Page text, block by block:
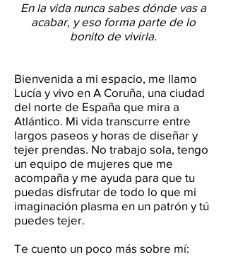
En la vida nunca sabes dónde vas a
acabar, y eso forma parte de lo
bonito de vivirla.
Bienvenida a mi espacio, me llamo
Lucía y vivo en A Coruña, una ciudad
del norte de España que mira a
Atlántico. Mi vida transcurre entre
largos paseos y horas de diseñar y
tejer prendas. No trabajo sola, tengo
un equipo de mujeres que me
acompaña y me ayuda para que tu
puedas disfrutar de todo lo que mi
imaginación plasma en un patrón y tú
puedes tejer.
Te cuento un poco más sobre mí: